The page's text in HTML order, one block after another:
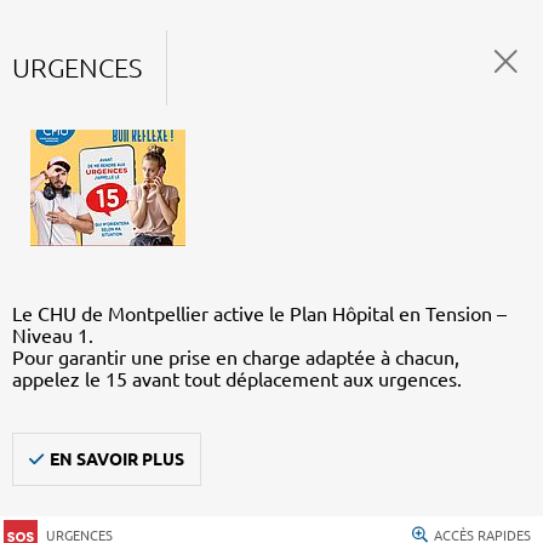
URGENCES
Le CHU de Montpellier active le Plan Hôpital en Tension –
Niveau 1.
Pour garantir une prise en charge adaptée à chacun,
appelez le 15 avant tout déplacement aux urgences.
EN SAVOIR PLUS
URGENCES ACCÈS RAPIDES